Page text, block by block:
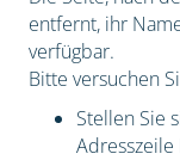
entfernt, ihr
verfügbar.
Bitte versuchen
Stellen Sie